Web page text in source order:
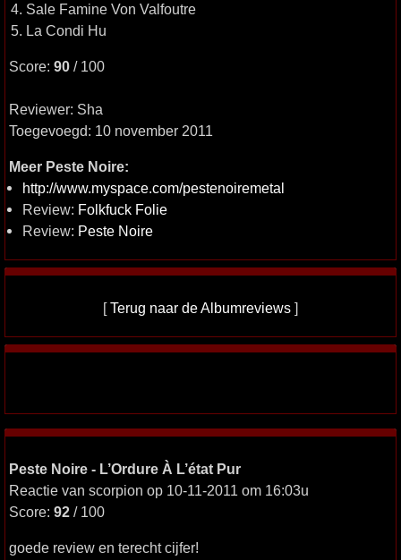
4. Sale Famine Von Valfoutre
5. La Condi Hu
Score: 90 / 100
Reviewer: Sha
Toegevoegd: 10 november 2011
Meer Peste Noire:
http://www.myspace.com/pestenoiremetal
Review: Folkfuck Folie
Review: Peste Noire
[Terug naar de Albumreviews ]
Peste Noire - L’Ordure À L’état Pur
Reactie van scorpion op 10-11-2011 om 16:03u
Score: 92 / 100
goede review en terecht cijfer!